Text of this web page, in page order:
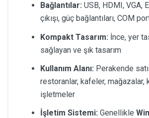
Bağlantılar: USB, HDMI, VGA,
çıkışı, güç bağlantıları, COM
Kompakt Tasarım: İnce, yer
sağlayan ve şık tasarım
Kullanım Alanı: Perakende
restoranlar, kafeler, mağazalar,
işletmeler
İşletim Sistemi: Genellikle